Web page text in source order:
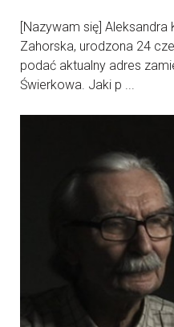
[Nazywam się] Aleksandra
Zahorska, urodzona 24
podać aktualny adres
Świerkowa. Jaki p ...